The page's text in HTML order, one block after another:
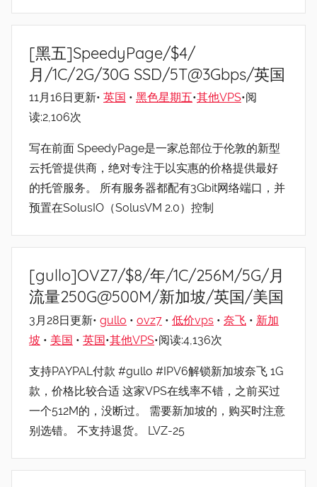
[黑五]SpeedyPage/$4/
月/1C/2G/30G SSD/5T@3Gbps/英国
11月16日更新• 英国 • 黑色星期五•其他VPS•阅
读:2,106次
写在前面 SpeedyPage是一家总部位于伦敦的新型
云托管提供商，绝对专注于以实惠的价格提供最好
的托管服务。 所有服务器都配有3Gbit网络端口，并
预置在SolusIO（SolusVM 2.0）控制
[gullo]OVZ7/$8/年/1C/256M/5G/月
流量250G@500M/新加坡/英国/美国
3月28日更新• gullo • ovz7 • 低价vps • 奈飞 • 新加
坡 • 美国 • 英国•其他VPS•阅读:4,136次
支持PAYPAL付款 #gullo #IPV6解锁新加坡奈飞 1G
款，价格比较合适 这家VPS在线率不错，之前买过
一个512M的，没断过。 需要新加坡的，购买时注意
别选错。 不支持退货。 LVZ-25